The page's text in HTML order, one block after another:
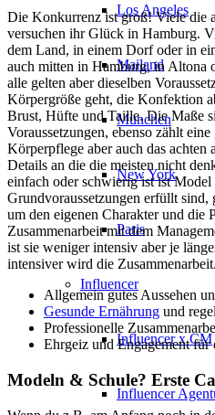
Los Angeles
Mailand
München
New York
Paris
Influencer
Influencer x CM
Influencer
Die Konkurrenz ist groß! Viele die
versuchen ihr Glück in Hamburg.
dem Land, in einem Dorf oder in
auch mitten in Hamburg, in Altona
alle gelten aber dieselben
Körpergröße geht, die Konfektion
Brust, Hüfte und Taille. Die Maße
Voraussetzungen, ebenso zählt eine
Körperpflege aber auch das
Details an die die meisten nicht
einfach oder schwierig ist ist
Grundvoraussetzungen erfüllt sind,
um den eigenen Charakter und die
Zusammenarbeit mit dem
ist sie weniger intensiv aber je
intensiver wird die Zusammenarbeit.
Allgemein gutes Aussehen
Gesunde Ernährung und
Professionelle
Ehrgeiz und Engagement für
Modeln & Schule? Erste